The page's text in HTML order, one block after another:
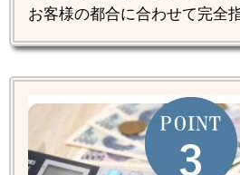
お客様の都合に合わせて完全